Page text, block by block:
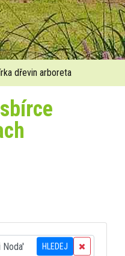
dřevin arboreta
HLEDEJ